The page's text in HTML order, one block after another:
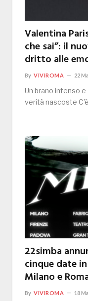
Valentina
che sai”: il
dritto alle
By VIVIROMA 22
Un brano intenso
verità nascoste
22simba
cinque date
Milano e
By VIVIROMA 18